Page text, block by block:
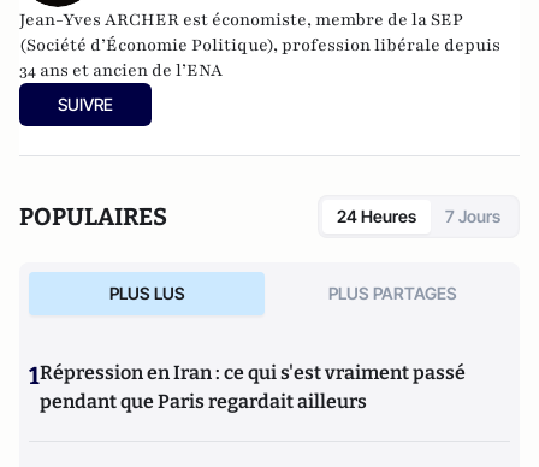
Jean-Yves ARCHER est économiste, membre de la SEP
(Société d’Économie Politique), profession libérale depuis
34 ans et ancien de l’ENA
SUIVRE
POPULAIRES 24 Heures 7 Jours
PLUS LUS PLUS PARTAGES
1Répression en Iran : ce qui s'est vraiment passé
pendant que Paris regardait ailleurs